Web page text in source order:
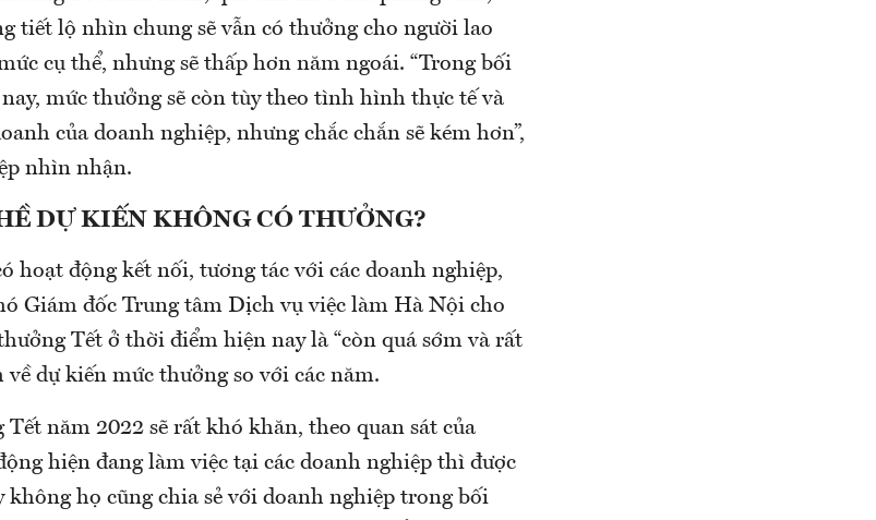
tiết lộ nhìn chung sẽ vẫn có thưởng cho người lao
cụ thể, nhưng sẽ thấp hơn năm ngoái. “Trong bối
mức thưởng sẽ còn tùy theo tình hình thực tế và
của doanh nghiệp, nhưng chắc chắn sẽ kém hơn”,
nhìn nhận.
DỰ KIẾN KHÔNG CÓ THƯỞNG?
hoạt động kết nối, tương tác với các doanh nghiệp,
Giám đốc Trung tâm Dịch vụ việc làm Hà Nội cho
Tết ở thời điểm hiện nay là “còn quá sớm và rất
dự kiến mức thưởng so với các năm.
năm 2022 sẽ rất khó khăn, theo quan sát của
hiện đang làm việc tại các doanh nghiệp thì được
không họ cũng chia sẻ với doanh nghiệp trong bối